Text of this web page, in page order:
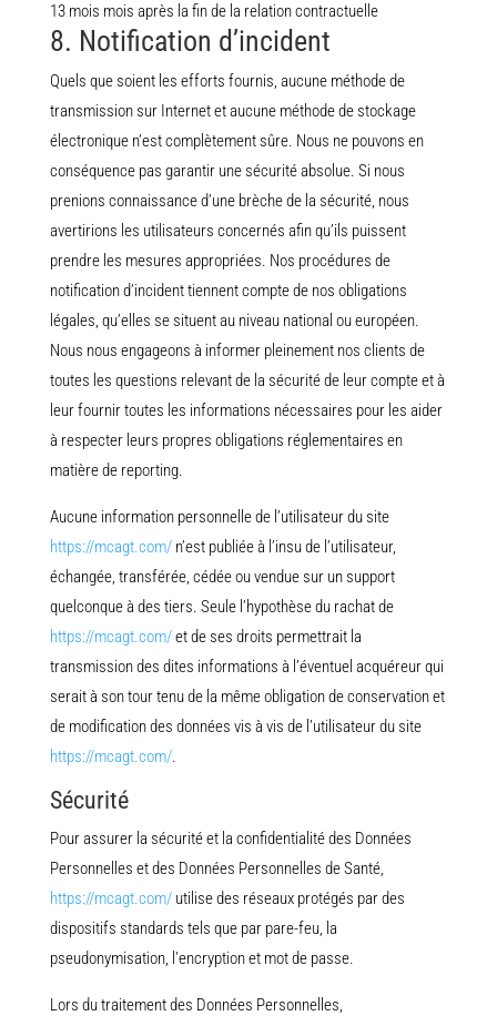
13 mois mois après la fin de la relation contractuelle
8. Notification d’incident
Quels que soient les efforts fournis, aucune méthode de
transmission sur Internet et aucune méthode de stockage
électronique n’est complètement sûre. Nous ne pouvons en
conséquence pas garantir une sécurité absolue. Si nous
prenions connaissance d’une brèche de la sécurité, nous
avertirions les utilisateurs concernés afin qu’ils puissent
prendre les mesures appropriées. Nos procédures de
notification d’incident tiennent compte de nos obligations
légales, qu’elles se situent au niveau national ou européen.
Nous nous engageons à informer pleinement nos clients de
toutes les questions relevant de la sécurité de leur compte et à
leur fournir toutes les informations nécessaires pour les aider
à respecter leurs propres obligations réglementaires en
matière de reporting.
Aucune information personnelle de l’utilisateur du site
https://mcagt.com/n’est publiée à l’insu de l’utilisateur,
échangée, transférée, cédée ou vendue sur un support
quelconque à des tiers. Seule l’hypothèse du rachat de
https://mcagt.com/et de ses droits permettrait la
transmission des dites informations à l’éventuel acquéreur qui
serait à son tour tenu de la même obligation de conservation et
de modification des données vis à vis de l’utilisateur du site
https://mcagt.com/.
Sécurité
Pour assurer la sécurité et la confidentialité des Données
Personnelles et des Données Personnelles de Santé,
https://mcagt.com/utilise des réseaux protégés par des
dispositifs standards tels que par pare-feu, la
pseudonymisation, l’encryption et mot de passe.
Lors du traitement des Données Personnelles,